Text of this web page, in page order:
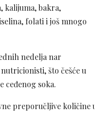
kalijuma, bakra,
folati i još mnogo
nedelja nar
što češće u
ceđenog soka.
preporučljive količine